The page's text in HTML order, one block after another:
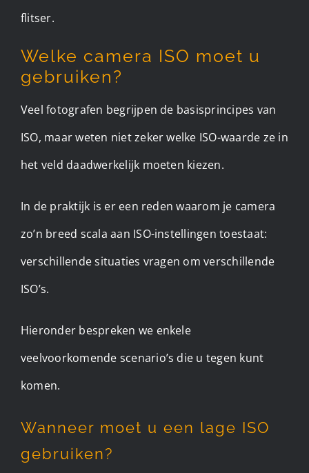
flitser. ​
Welke camera ISO moet u
gebruiken?
Veel fotografen begrijpen de basisprincipes van
ISO, maar weten niet zeker welke ISO-waarde ze in
het veld daadwerkelijk moeten kiezen.
In de praktijk is er een reden waarom je camera
zo’n breed scala aan ISO-instellingen toestaat:
verschillende situaties vragen om verschillende
ISO’s.
Hieronder bespreken we enkele
veelvoorkomende scenario’s die u tegen kunt
komen.
Wanneer moet u een lage ISO
gebruiken?